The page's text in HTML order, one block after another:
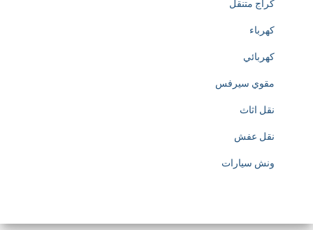
p
s
w
w
.
كراج متنقل
كهرباء
كهربائي
مقوي سيرفس
نقل اثاث
نقل عفش
ونش سيارات